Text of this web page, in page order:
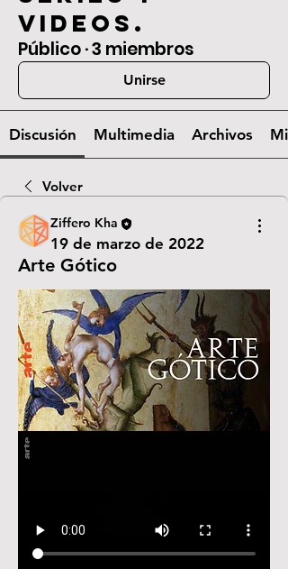
videos.
Público·3 miembros
Unirse
Discusión Multimedia Archivos
Volver
Ziffero Kha
19 de marzo de 2022
Arte Gótico